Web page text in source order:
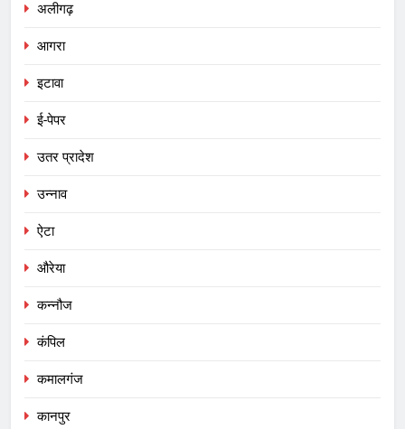
अलीगढ़
आगरा
इटावा
ई-पेपर
उतर प्रादेश
उन्नाव
ऐटा
औरेया
कन्नौज
कंपिल
कमालगंज
कानपुर